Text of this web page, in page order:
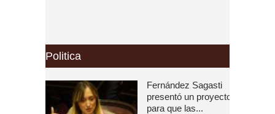
Politica
Fernández Sagasti
presentó un proyecto
para que las...